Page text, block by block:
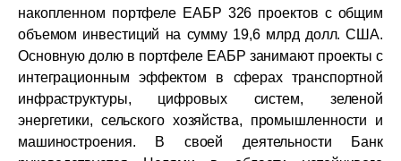
накопленном портфеле ЕАБР 326 проектов с общим
объемом инвестиций на сумму 19,6 млрд долл. США.
Основную долю в портфеле ЕАБР занимают проекты с
интеграционным эффектом в сферах транспортной
инфраструктуры, цифровых систем, зеленой
энергетики, сельского хозяйства, промышленности и
машиностроения. В своей деятельности Банк